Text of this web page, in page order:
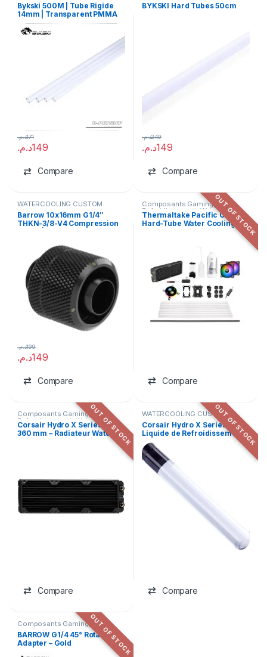
Bykski 500M | Tube Rigide
14mm | Transparent PMMA
Acrylique
149د.م.
171د.م.
Compare
BYKSKI Hard Tubes 50cm
149د.م.
249د.م.
Compare
WATERCOOLING CUSTOM
Barrow 10x16mm G1/4″
THKN-3/8-V4 Compression
149د.م.
199د.م.
Compare
Composants Gaming,
Refroidissement Watercooler
Watercooling Custom
Thermaltake Pacific C240
Hard-Tube Water Cooling Kit
Compare
OUT OF STOCK
Composants Gaming,
Refroidissement,Watercooling
Custom
Corsair Hydro X Series XR5
360 mm – Radiateur Water-
Compare
OUT OF STOCK WATERCOOLING CUSTOM
Corsair Hydro X Series XL5 –
Liquide de Refroidissement
1000 ml
Compare
OUT OF STOCK
Composants Gaming,
Refroidissement ,Watercooling
Custom
BARROW G1/4 45° Rotary
Adapter – Gold
OUT OF STOCK